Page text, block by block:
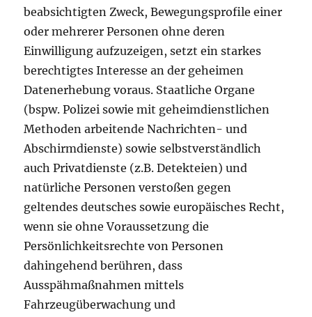
beabsichtigten Zweck, Bewegungsprofile einer
oder mehrerer Personen ohne deren
Einwilligung aufzuzeigen, setzt ein starkes
berechtigtes Interesse an der geheimen
Datenerhebung voraus. Staatliche Organe
(bspw. Polizei sowie mit geheimdienstlichen
Methoden arbeitende Nachrichten- und
Abschirmdienste) sowie selbstverständlich
auch Privatdienste (z.B. Detekteien) und
natürliche Personen verstoßen gegen
geltendes deutsches sowie europäisches Recht,
wenn sie ohne Voraussetzung die
Persönlichkeitsrechte von Personen
dahingehend berühren, dass
Ausspähmaßnahmen mittels
Fahrzeugüberwachung und